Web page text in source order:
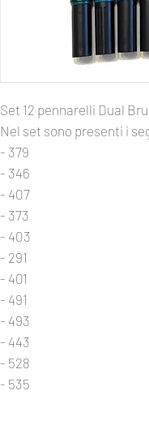
Set 12 pennarelli Dual
Nel set sono presenti i
- 379
- 346
- 407
- 373
- 403
- 291
- 401
- 491
- 493
- 443
- 528
- 535